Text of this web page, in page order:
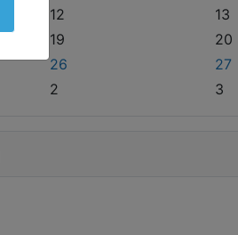
12 13
19 20
26 27
2 3